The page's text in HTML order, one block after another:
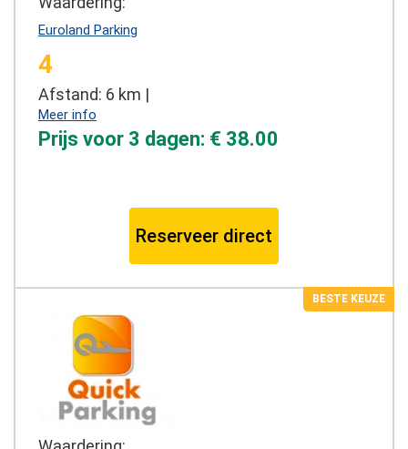
Euroland Parking
4
Afstand: 6 km |
Meer info
Prijs voor 3 dagen: € 38.00
Reserveer direct
BESTE KEUZE